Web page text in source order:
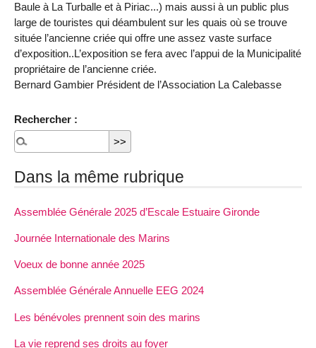
Baule à La Turballe et à Piriac...) mais aussi à un public plus
large de touristes qui déambulent sur les quais où se trouve
située l’ancienne criée qui offre une assez vaste surface
d’exposition..L’exposition se fera avec l’appui de la Municipalité
propriétaire de l’ancienne criée.
Bernard Gambier Président de l’Association La Calebasse
Rechercher :
Dans la même rubrique
Assemblée Générale 2025 d’Escale Estuaire Gironde
Journée Internationale des Marins
Voeux de bonne année 2025
Assemblée Générale Annuelle EEG 2024
Les bénévoles prennent soin des marins
La vie reprend ses droits au foyer